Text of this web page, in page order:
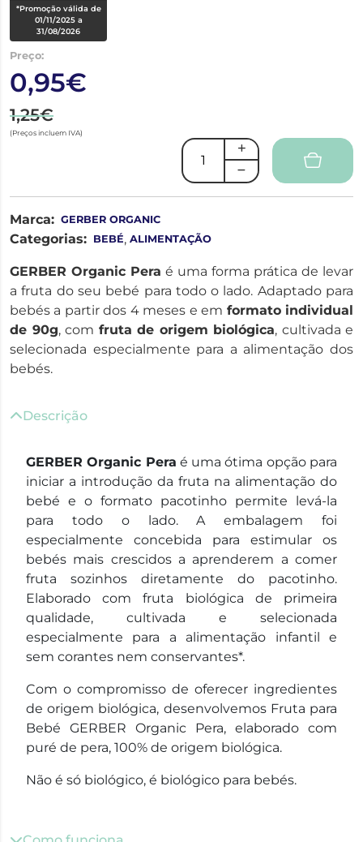
*Promoção válida de
01/11/2025 a
31/08/2026
Preço:
0,95€
1,25€
(Preços incluem IVA)
Marca: GERBER ORGANIC
Categorias: BEBÉ, ALIMENTAÇÃO
GERBER Organic Pera é uma forma prática de levar
a fruta do seu bebé para todo o lado. Adaptado para
bebés a partir dos 4 meses e em formato individual
de 90g, com fruta de origem biológica, cultivada e
selecionada especialmente para a alimentação dos
bebés.
Descrição
GERBER Organic Pera é uma ótima opção para
iniciar a introdução da fruta na alimentação do
bebé e o formato pacotinho permite levá-la
para todo o lado. A embalagem foi
especialmente concebida para estimular os
bebés mais crescidos a aprenderem a comer
fruta sozinhos diretamente do pacotinho.
Elaborado com fruta biológica de primeira
qualidade, cultivada e selecionada
especialmente para a alimentação infantil e
sem corantes nem conservantes*.
Com o compromisso de oferecer ingredientes
de origem biológica, desenvolvemos Fruta para
Bebé GERBER Organic Pera, elaborado com
puré de pera, 100% de origem biológica.
Não é só biológico, é biológico para bebés.